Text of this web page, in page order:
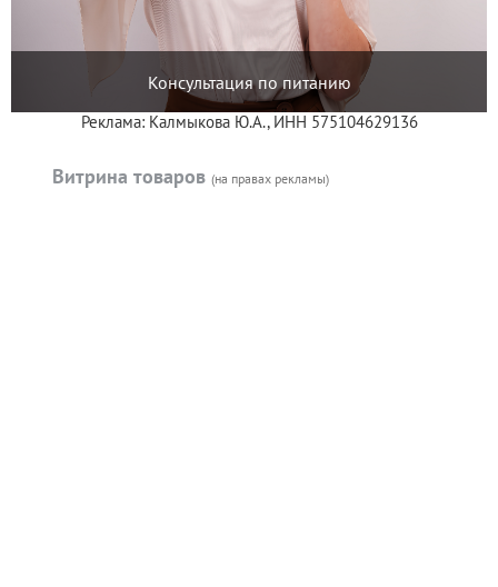
Консультация по питанию
Реклама: Калмыкова Ю.А., ИНН 575104629136
Витрина товаров (на правах рекламы)